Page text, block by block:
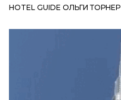
HOTEL GUIDE ОЛЬГИ ТОРНЕР